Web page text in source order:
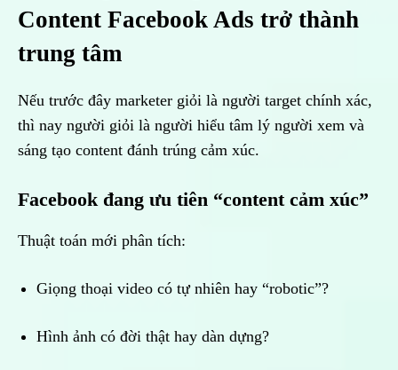
Content Facebook Ads trở thành
trung tâm
Nếu trước đây marketer giỏi là người target chính xác,
thì nay người giỏi là người hiểu tâm lý người xem và
sáng tạo content đánh trúng cảm xúc.
Facebook đang ưu tiên “content cảm xúc”
Thuật toán mới phân tích:
Giọng thoại video có tự nhiên hay “robotic”?
Hình ảnh có đời thật hay dàn dựng?